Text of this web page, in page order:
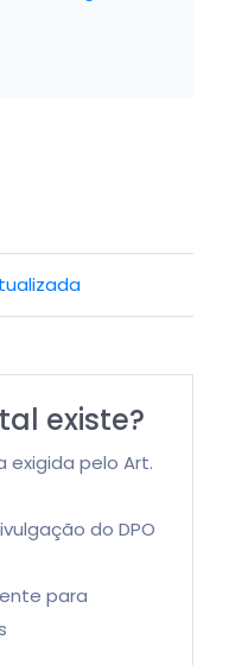
existe?
exigida pelo Art.
do DPO
para